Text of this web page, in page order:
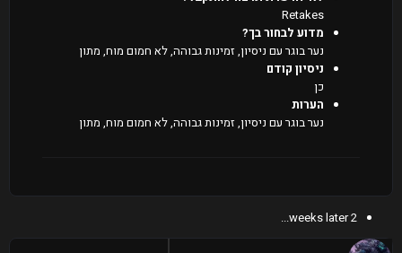
Retakes
מדוע לבחור בך?
נער בוגר עם ניסיון, זמינות גבוהה, לא חמום מוח, מתון
ניסיון קודם
כן
הערות
נער בוגר עם ניסיון, זמינות גבוהה, לא חמום מוח, מתון
2 weeks later...